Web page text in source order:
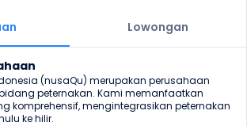
Lowongan
(nusaQu) merupakan perusahaan
peternakan. Kami memanfaatkan
komprehensif, mengintegrasikan peternakan
ke hilir.